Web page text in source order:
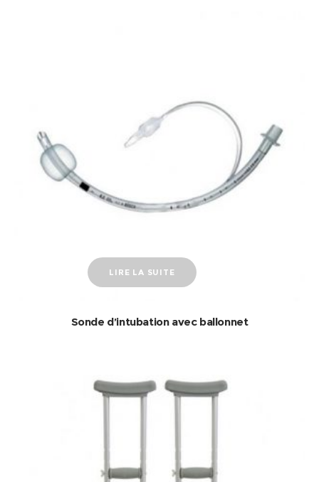
LIRE LA SUITE
Sonde d’intubation avec ballonnet